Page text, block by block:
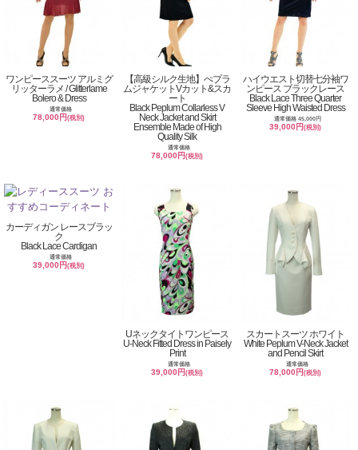
ワンピーススーツ アルミグ
リッターラメ / Glitterlame
Bolero & Dress
通常価格
78,000円(税別)
【高級シルク生地】ぺプラ
ムジャケットVカット&スカ
ート
Black Peplum Collarless V
Neck Jacket and Skirt
Ensemble Made of High
Quality Silk
通常価格
78,000円(税別)
ハイウエスト切替七分袖ワ
ンピース ブラックレース
Black Lace Three Quarter
Sleeve High Waisted Dress
通常価格 45,000円
39,000円(税別)
カーディガン レースブラッ
ク
Black Lace Cardigan
通常価格
39,000円(税別)
Uネックタイトワンピース
U-Neck Fitted Dress in Paisely
Print
通常価格
39,000円(税別)
スカートスーツ ホワイト
White Peplum V-Neck Jacket
and Pencil Skirt
通常価格
78,000円(税別)